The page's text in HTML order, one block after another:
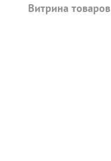
Витрина товаров